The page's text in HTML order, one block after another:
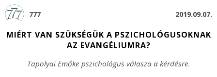
777 2019.09.07.
MIÉRT VAN SZÜKSÉGÜK A PSZICHOLÓGUSOKNAK
AZ EVANGÉLIUMRA?
Tapolyai Emőke pszichológus válasza a kérdésre.